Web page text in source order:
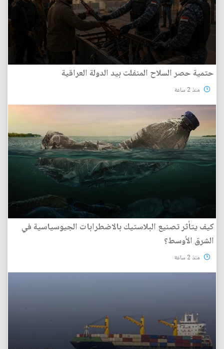
حتمية حصر السلاح المنفلت بيد الدولة العراقية
منذ 2 ساعة
كيف يتأثر تصنيع البلاستيك بالاضطرابات الجيوسياسية في
الشرق الأوسط؟
منذ 2 ساعة